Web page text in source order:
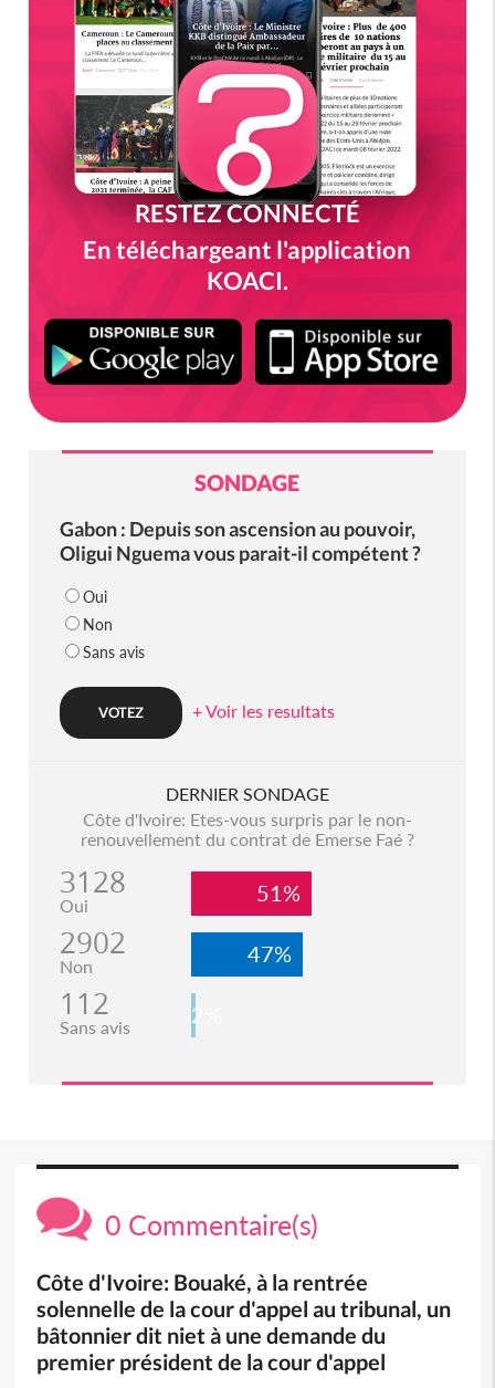
RESTEZ CONNECTÉ
En téléchargeant l'application
KOACI.
SONDAGE
Gabon : Depuis son ascension au pouvoir,
Oligui Nguema vous parait-il compétent ?
Oui
Non
Sans avis
+ Voir les resultats
DERNIER SONDAGE
Côte d'Ivoire: Etes-vous surpris par le non-
renouvellement du contrat de Emerse Faé ?
3128
Oui 51%
2902
Non 47%
112
Sans avis 2%
0 Commentaire(s)
Côte d'Ivoire: Bouaké, à la rentrée
solennelle de la cour d'appel au tribunal, un
bâtonnier dit niet à une demande du
premier président de la cour d'appel